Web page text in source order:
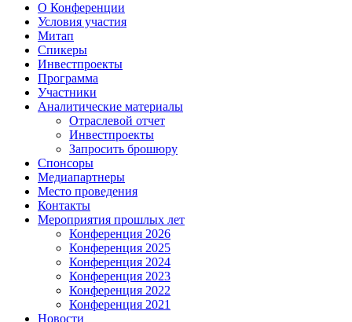
О Конференции
Условия участия
Митап
Спикеры
Инвестпроекты
Программа
Участники
Аналитические материалы
Отраслевой отчет
Инвестпроекты
Запросить брошюру
Спонсоры
Медиапартнеры
Место проведения
Контакты
Мероприятия прошлых лет
Конференция 2026
Конференция 2025
Конференция 2024
Конференция 2023
Конференция 2022
Конференция 2021
Новости